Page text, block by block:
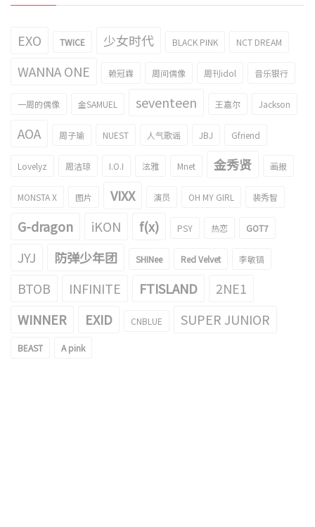
EXO TWICE 少女时代 BLACK PINK NCT DREAM
WANNA ONE 赖冠霖 周间偶像 周刊idol 音乐银行
一周的偶像 金SAMUEL seventeen 王嘉尔 Jackson
AOA 周子瑜 NUEST 人气歌谣 JBJ Gfriend
Lovelyz 周洁琼 I.O.I 泫雅 Mnet 金秀贤 画报
MONSTA X 图片 VIXX 演员 OH MY GIRL 裴秀智
G-dragon iKON f(x) PSY 热恋 GOT7
JYJ 防弹少年团 SHINee Red Velvet 李敏镐
BTOB INFINITE FTISLAND
2NE1
WINNER
EXID CNBLUE SUPER JUNIOR
BEAST A pink